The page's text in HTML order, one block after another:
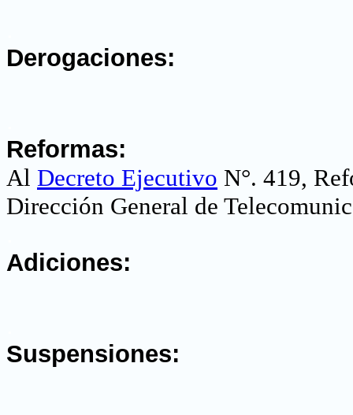
Derogaciones:
Reformas:
Al Decreto Ejecutivo N°. 419,
Dirección General de
Adiciones:
Suspensiones: